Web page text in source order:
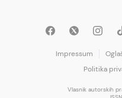
Impressum
Politika
Vlasnik autorskih